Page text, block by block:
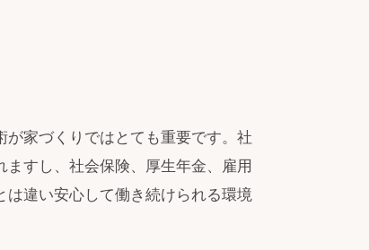
家づくりではとても重要です。社
すし、社会保険、厚生年金、雇用
違い安心して働き続けられる環境